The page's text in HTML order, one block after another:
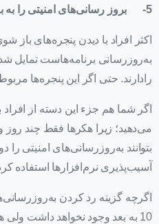
5- بروز رسانی‌های امنیتی را به
اکثر افراد با دیدن پنجره‌های
به‌روزرسانی برنامه‌هاست تمایل
رادارند. حتی اگر این پنجره‌ها
اگر شما هم جزء این دسته از
می‌دهید؛ زیرا هکرها فقط چند روز
بتوانند به‌روزرسانی‌های امنیتی را
آسیب‌پذیری نرم‌افزارها استفاده
اگرچه گزینه رد کردن
10 به بعد وجود نخواهد داشت ولی